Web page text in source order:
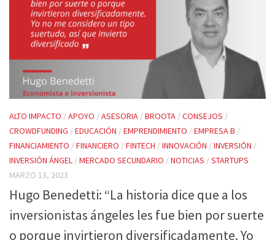
ALTO IMPACTO /APOYO /ASESORIA /BROOTA /CONSEJOS /
CROWDFUNDING /EDUCACIÓN /EMPRENDIMIENTO /EMPRESA B /
FINANCIAMIENTO /FINANCIERO /FINTECH /INNOVACIÓN /INVERSIÓN /
INVERSIÓN ÁNGEL /MERCADO SECUNDARIO /NOTICIAS /STARTUPS
MARZO 13, 2023
Hugo Benedetti: “La historia dice que a los
inversionistas ángeles les fue bien por suerte
o porque invirtieron diversificadamente. Yo